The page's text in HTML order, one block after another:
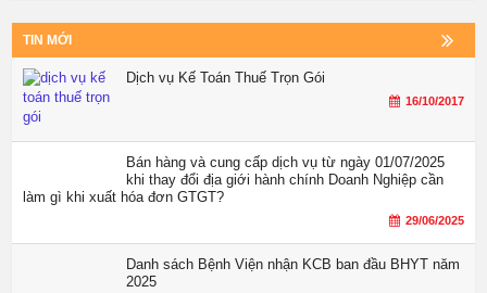
TIN MỚI
Dịch vụ Kế Toán Thuế Trọn Gói
16/10/2017
Bán hàng và cung cấp dịch vụ từ ngày 01/07/2025
khi thay đổi địa giới hành chính Doanh Nghiệp cần
làm gì khi xuất hóa đơn GTGT?
29/06/2025
Danh sách Bệnh Viện nhận KCB ban đầu BHYT năm
2025